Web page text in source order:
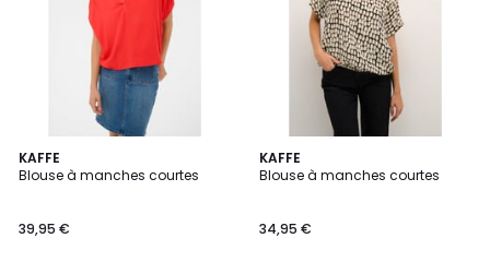
KAFFE
Blouse à manches courtes
39,95 €
2
Couleurs
KAFFE
Blouse à manches courtes
34,95 €
10
Couleurs